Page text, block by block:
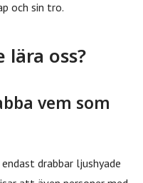
och sin tro.
lära oss?
vem som
drabbar ljushyade